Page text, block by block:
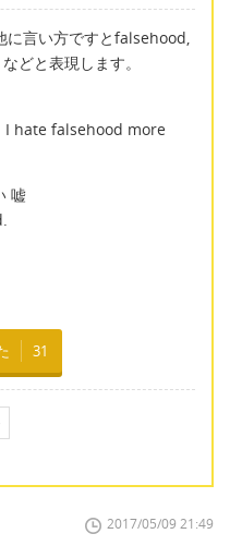
に言い方ですとfalsehood,
どと表現します。
I hate falsehood more
嘘
31
2017/05/09 21:49